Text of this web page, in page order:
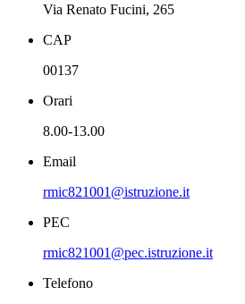
Via Renato Fucini, 265
CAP
00137
Orari
8.00-13.00
Email
rmic821001@istruzione.it
PEC
rmic821001@pec.istruzione.it
Telefono